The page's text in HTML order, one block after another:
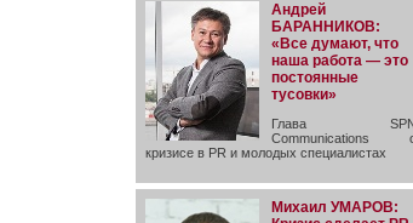
Андрей
БАРАННИКОВ:
«Все думают, что
наша работа — это
постоянные
тусовки»
Глава
Communications
кризисе в PR и молодых специалистах
Михаил УМАРОВ: